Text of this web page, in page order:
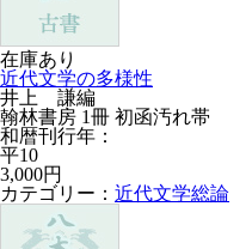
在庫あり
近代文学の多様性
井上 謙編
翰林書房 1冊 初函汚れ帯
和暦刊行年：
平10
3,000円
カテゴリー： 近代文学総論